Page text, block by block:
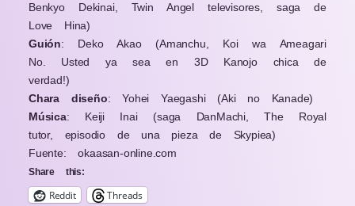
Benkyo Dekinai, Twin Angel televisores, saga de
Love Hina)
Guión: Deko Akao (Amanchu, Koi wa Ameagari
No. Usted ya sea en 3D Kanojo chica de
verdad!)
Chara diseño: Yohei Yaegashi (Aki no Kanade)
Música: Keiji Inai (saga DanMachi, The Royal
tutor, episodio de una pieza de Skypiea)
Fuente: okaasan-online.com
Share this:
Reddit Threads